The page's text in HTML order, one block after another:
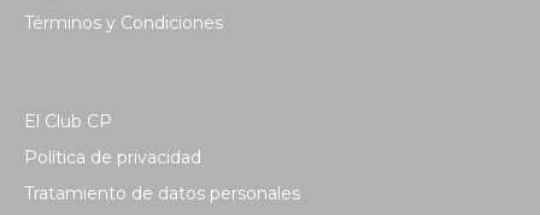
Términos y Condiciones
El Club CP
Política de privacidad
Tratamiento de datos personales